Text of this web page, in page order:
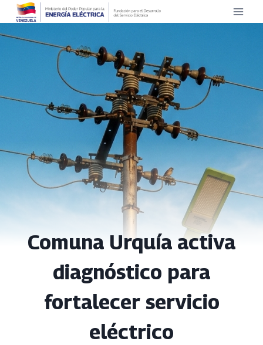
Saltar
Comuna Urquía activa
diagnóstico para
fortalecer servicio
eléctrico